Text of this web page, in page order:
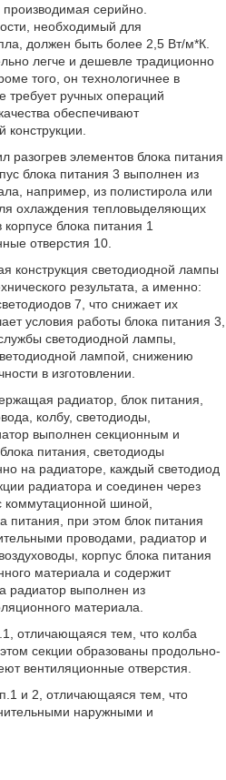
серийно.
необходимый для
должен быть более 2,5 Вт/м*К.
легче и дешевле традиционно
того, он технологичнее в
требует ручных операций
обеспечивают
разогрев элементов блока питания
блока питания 3 выполнен из
например, из полистирола или
охлаждения тепловыделяющих
блока питания 1
отверстия 10.
конструкция светодиодной лампы
результата, а именно:
7, что снижает их
условия работы блока питания 3,
светодиодной лампы,
лампой, снижению
в изготовлении.
радиатор, блок питания,
колбу, светодиоды,
выполнен секционным и
питания, светодиоды
на радиаторе, каждый светодиод
радиатора и соединен через
коммутационной шиной,
питания, при этом блок питания
проводами, радиатор и
корпус блока питания
материала и содержит
радиатор выполнен из
материала.
отличающаяся тем, что колба
секции образованы продольно-
вентиляционные отверстия.
и 2, отличающаяся тем, что
наружными и